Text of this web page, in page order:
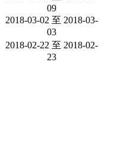
09
2018-03-02 至 2018-03-
03
2018-02-22 至 2018-02-
23